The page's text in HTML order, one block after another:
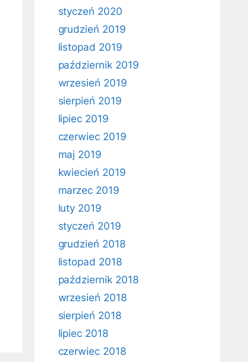
styczeń 2020
grudzień 2019
listopad 2019
październik 2019
wrzesień 2019
sierpień 2019
lipiec 2019
czerwiec 2019
maj 2019
kwiecień 2019
marzec 2019
luty 2019
styczeń 2019
grudzień 2018
listopad 2018
październik 2018
wrzesień 2018
sierpień 2018
lipiec 2018
czerwiec 2018